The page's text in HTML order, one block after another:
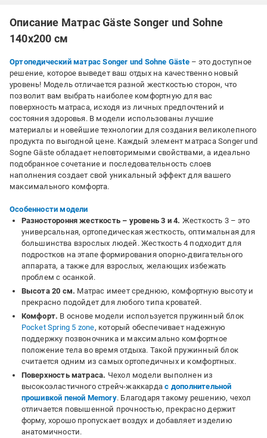
Описание Матрас Gäste Songer und Sohne
140x200 см
Ортопедический матрасSonger und Sohne Gäste– это доступное
решение, которое выведет ваш отдых на качественно новый
уровень! Модель отличается разной жесткостью сторон, что
позволит вам выбрать наиболее комфортную для вас
поверхность матраса, исходя из личных предпочтений и
состояния здоровья. В модели использованы лучшие
материалы и новейшие технологии для создания великолепного
продукта по выгодной цене. Каждый элемент матраса Songer und
Sogne Gäste обладает неповторимыми свойствами, а идеально
подобранное сочетание и последовательность слоев
наполнения создает свой уникальный эффект для вашего
максимального комфорта.
Особенности модели
Разностороння жесткость – уровень 3 и 4. Жесткость 3 – это
универсальная, ортопедическая жесткость, оптимальная для
большинства взрослых людей. Жесткость 4 подходит для
подростков на этапе формирования опорно-двигательного
аппарата, а также для взрослых, желающих избежать
проблем с осанкой.
Высота 20 см. Матрас имеет среднюю, комфортную высоту и
прекрасно подойдет для любого типа кроватей.
Комфорт. В основе модели используется пружинный блок
Pocket Spring 5 zone, который обеспечивает надежную
поддержку позвоночника и максимально комфортное
положение тела во время отдыха. Такой пружинный блок
считается одним из самых ортопедичных и комфортных.
Поверхность матраса. Чехол модели выполнен из
высокоэластичного стрейч-жаккардас дополнительной
прошивкой пеной Memory. Благодаря такому решению, чехол
отличается повышенной прочностью, прекрасно держит
форму, хорошо пропускает воздух и добавляет изделию
анатомичности.